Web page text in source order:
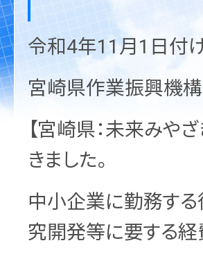
令和4年11月1日付
宮崎県作業振興機構
【宮崎県：未来みや
きました。
中小企業に勤務す
究開発等に要する